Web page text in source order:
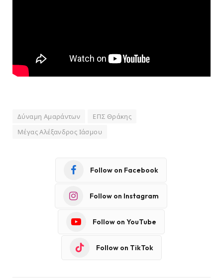
Δύναμη Αμαράντων
ΕΠΣ Θράκης
Μέγας Αλέξανδρος Ιάσμου
Follow on Facebook
Follow on Instagram
Follow on YouTube
Follow on TikTok